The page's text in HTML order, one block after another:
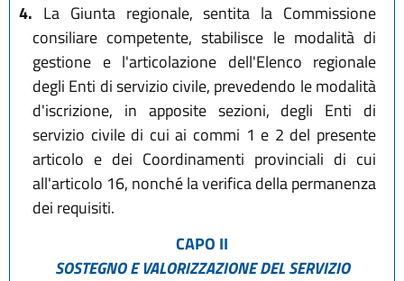
4. La Giunta regionale, sentita la Commissione
consiliare competente, stabilisce le modalità di
gestione e l'articolazione dell'Elenco regionale
degli Enti di servizio civile, prevedendo le modalità
d'iscrizione, in apposite sezioni, degli Enti di
servizio civile di cui ai commi 1 e 2 del presente
articolo e dei Coordinamenti provinciali di cui
all'articolo 16, nonché la verifica della permanenza
dei requisiti.
CAPO II
SOSTEGNO E VALORIZZAZIONEDEL SERVIZIO